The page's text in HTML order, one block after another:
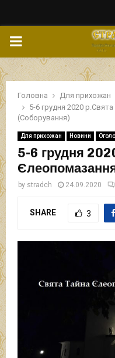
PRIMARY
MENU
Головна
Для прихожан
5-6 грудня 2020
(Соборування)
Для прихожан Новини
5-6 грудня
by stradch 24.09.2020
SHARE 3